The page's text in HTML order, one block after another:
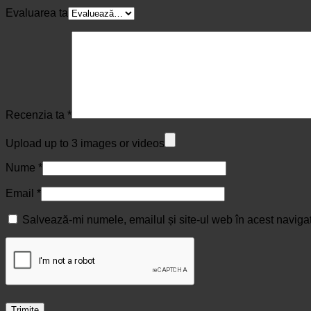
Evaluarea ta
Recenzia ta *
Upload up to 3 images or videos
Nume *
Email *
Salvează-mi numele, emailul și site-ul web în acest